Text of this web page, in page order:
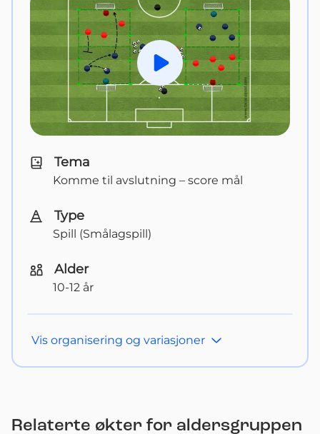
Spill av
Tema
Komme til avslutning – score mål
Type
Spill (Smålagspill)
Alder
10-12 år
Vis organisering og variasjoner
Relaterte økter for aldersgruppen